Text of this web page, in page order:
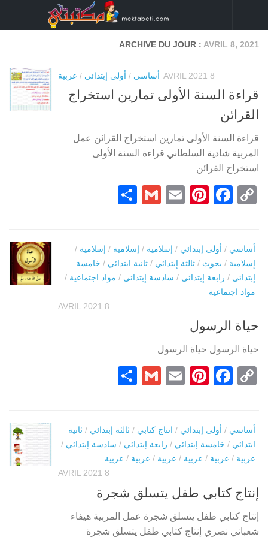
Skip to content
ARCHIVE DU JOUR : AVRIL 8, 2021
أساسي / أولى إبتدائي / عربية 8 AVRIL 2021
قراءة السنة الأولى تمارين استخراج
القرائن
قراءة السنة الأولى تمارين استخراج القرائن عمل
المربية شادية السلطاني قراءة السنة الأولى
استخراج القرائن
Copy
Facebook
Pinterest
Email
Gmail
أساسي / أولى إبتدائي / إسلامية / إسلامية / إسلامية /
إسلامية / بحوث / ثالثة إبتدائي / ثانية ابتدائي / خامسة
إبتدائي / رابعة إبتدائي / سادسة إبتدائي / مواد اجتماعية /
مواد اجتماعية
8 AVRIL 2021
حياة الرسول
حياة الرسول حياة الرسول
Copy
Facebook
Pinterest
Email
Gmail
أساسي / أولى إبتدائي / انتاج كتابي / ثالثة إبتدائي / ثانية
ابتدائي / خامسة إبتدائي / رابعة إبتدائي / سادسة إبتدائي /
عربية / عربية / عربية / عربية / عربية / عربية
8 AVRIL 2021
إنتاج كتابي طفل يتسلق شجرة
إنتاج كتابي طفل يتسلق شجرة عمل المربية هيفاء
شعباني نصري إنتاج كتابي طفل يتسلق شجرة